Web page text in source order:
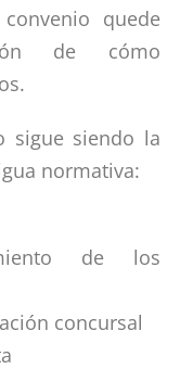
quede
de cómo
sigue siendo la
normativa:
de los
concursal